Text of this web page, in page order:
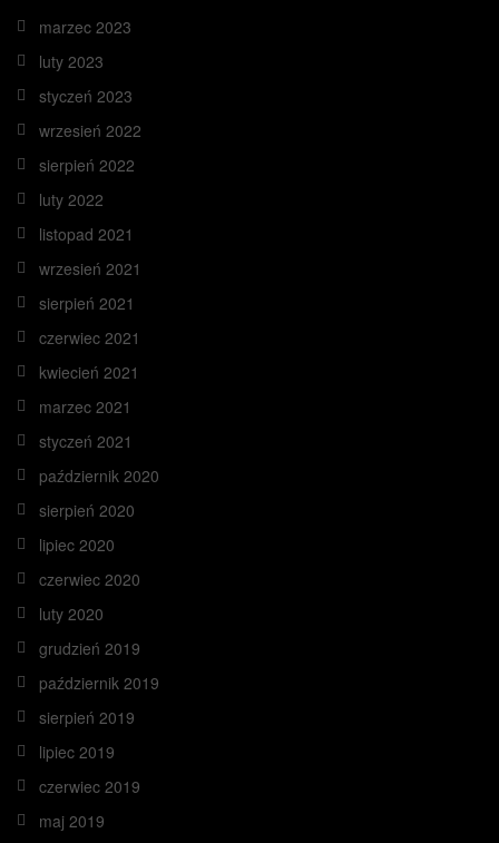
marzec 2023
luty 2023
styczeń 2023
wrzesień 2022
sierpień 2022
luty 2022
listopad 2021
wrzesień 2021
sierpień 2021
czerwiec 2021
kwiecień 2021
marzec 2021
styczeń 2021
październik 2020
sierpień 2020
lipiec 2020
czerwiec 2020
luty 2020
grudzień 2019
październik 2019
sierpień 2019
lipiec 2019
czerwiec 2019
maj 2019